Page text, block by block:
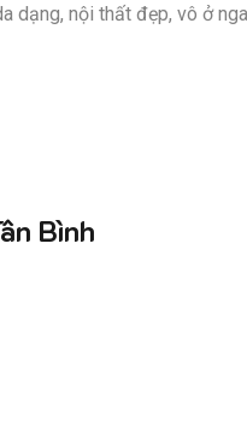
dạng, nội thất đẹp, vô ở
Bình